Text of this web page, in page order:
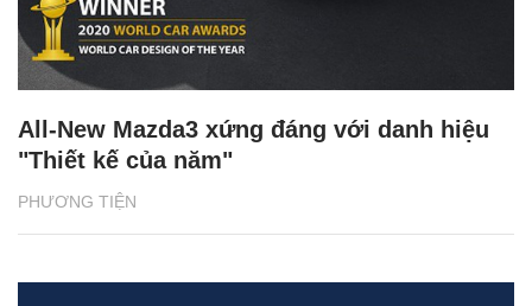
PHƯƠNG TIỆN
All-New Mazda3 xứng đáng với danh hiệu
"Thiết kế của năm"